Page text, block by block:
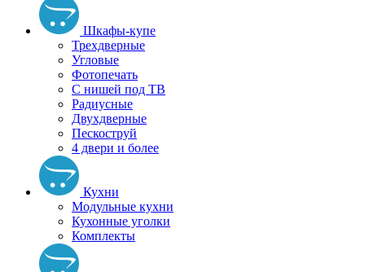
Шкафы-купе
Трехдверные
Угловые
Фотопечать
С нишей под ТВ
Радиусные
Двухдверные
Пескоструй
4 двери и более
Кухни
Модульные кухни
Кухонные уголки
Комплекты